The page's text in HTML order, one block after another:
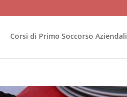
Corsi di Primo Soccorso Aziendali